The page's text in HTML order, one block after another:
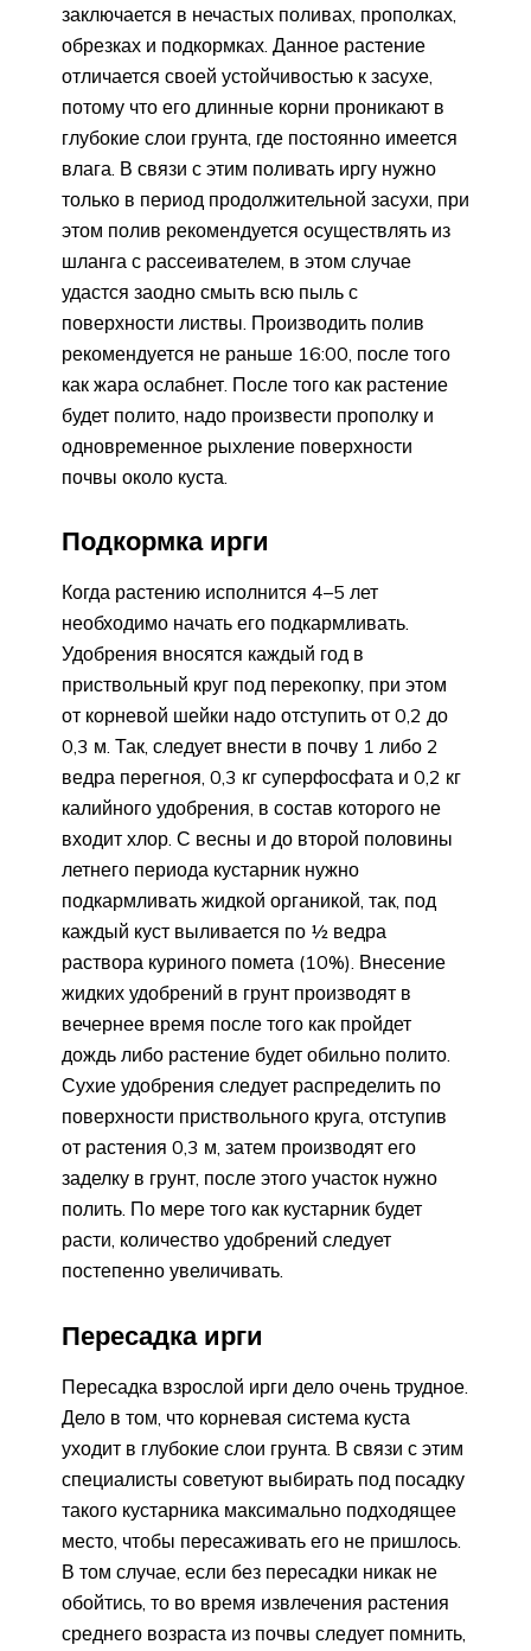
заключается в нечастых поливах, прополках,
обрезках и подкормках. Данное растение
отличается своей устойчивостью к засухе,
потому что его длинные корни проникают в
глубокие слои грунта, где постоянно имеется
влага. В связи с этим поливать иргу нужно
только в период продолжительной засухи, при
этом полив рекомендуется осуществлять из
шланга с рассеивателем, в этом случае
удастся заодно смыть всю пыль с
поверхности листвы. Производить полив
рекомендуется не раньше 16:00, после того
как жара ослабнет. После того как растение
будет полито, надо произвести прополку и
одновременное рыхление поверхности
почвы около куста.
Подкормка ирги
Когда растению исполнится 4–5 лет
необходимо начать его подкармливать.
Удобрения вносятся каждый год в
приствольный круг под перекопку, при этом
от корневой шейки надо отступить от 0,2 до
0,3 м. Так, следует внести в почву 1 либо 2
ведра перегноя, 0,3 кг суперфосфата и 0,2 кг
калийного удобрения, в состав которого не
входит хлор. С весны и до второй половины
летнего периода кустарник нужно
подкармливать жидкой органикой, так, под
каждый куст выливается по ½ ведра
раствора куриного помета (10%). Внесение
жидких удобрений в грунт производят в
вечернее время после того как пройдет
дождь либо растение будет обильно полито.
Сухие удобрения следует распределить по
поверхности приствольного круга, отступив
от растения 0,3 м, затем производят его
заделку в грунт, после этого участок нужно
полить. По мере того как кустарник будет
расти, количество удобрений следует
постепенно увеличивать.
Пересадка ирги
Пересадка взрослой ирги дело очень трудное.
Дело в том, что корневая система куста
уходит в глубокие слои грунта. В связи с этим
специалисты советуют выбирать под посадку
такого кустарника максимально подходящее
место, чтобы пересаживать его не пришлось.
В том случае, если без пересадки никак не
обойтись, то во время извлечения растения
среднего возраста из почвы следует помнить,